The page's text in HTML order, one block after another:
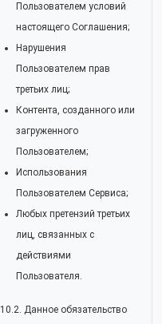
Пользователем условий
настоящего Соглашения;
Нарушения
Пользователем прав
третьих лиц;
Контента, созданного или
загруженного
Пользователем;
Использования
Пользователем Сервиса;
Любых претензий третьих
лиц, связанных с
действиями
Пользователя.
10.2. Данное обязательство